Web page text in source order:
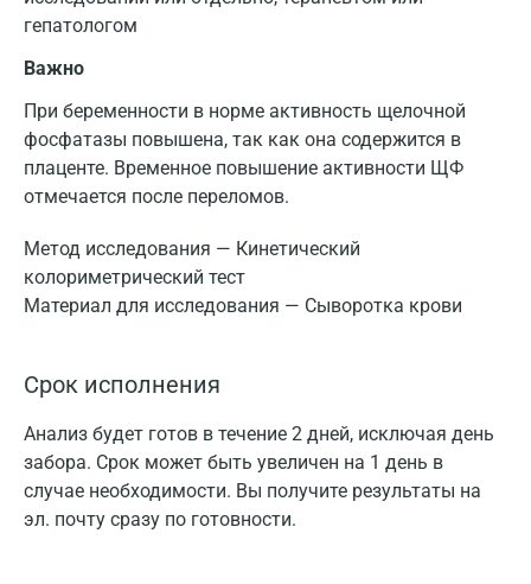
гепатологом
Важно
При беременности в норме активность щелочной
фосфатазы повышена, так как она содержится в
плаценте. Временное повышение активности ЩФ
отмечается после переломов.
Метод исследования — Кинетический
колориметрический тест
Материал для исследования — Сыворотка крови
Срок исполнения
Анализ будет готов в течение 2 дней, исключая день
забора. Срок может быть увеличен на 1 день в
случае необходимости. Вы получите результаты на
эл. почту сразу по готовности.